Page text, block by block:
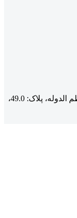
تهران، محله: بازار، کوچه آهنگران، کوچه معظم الدوله، پلاک: 49.0،